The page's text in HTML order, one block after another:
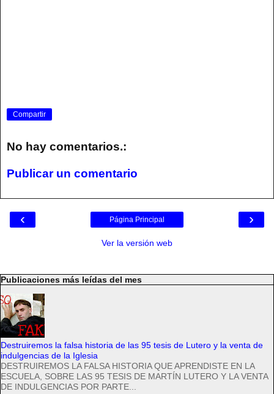
Compartir
No hay comentarios.:
Publicar un comentario
‹ ›
Página Principal
Ver la versión web
Publicaciones más leídas del mes
Destruiremos la falsa historia de las 95 tesis de Lutero y la venta de
indulgencias de la Iglesia
DESTRUIREMOS LA FALSA HISTORIA QUE APRENDISTE EN LA
ESCUELA, SOBRE LAS 95 TESIS DE MARTÍN LUTERO Y LA VENTA
DE INDULGENCIAS POR PARTE...